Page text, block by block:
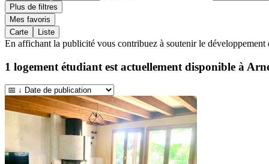
Plus de filtres
Mes favoris
Carte
Liste
En affichant la publicité vous contribuez à soutenir le
1 logement étudiant est actuellement disponible à